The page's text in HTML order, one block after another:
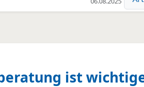
ist